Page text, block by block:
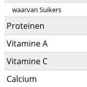
waarvan Suikers
Proteinen
Vitamine A
Vitamine C
Calcium